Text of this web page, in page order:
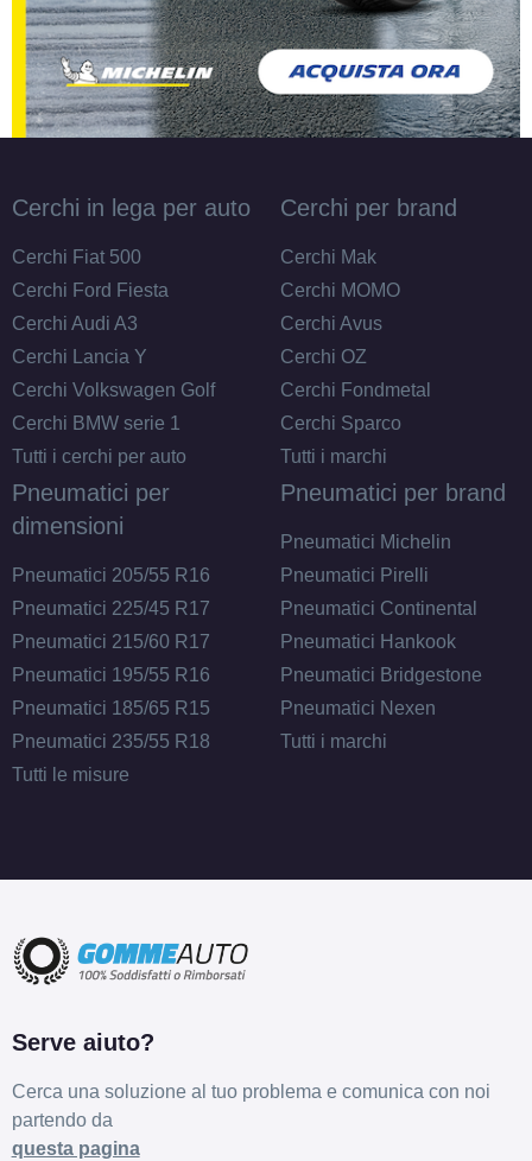
Cerchi in lega per auto
Cerchi Fiat 500
Cerchi Ford Fiesta
Cerchi Audi A3
Cerchi Lancia Y
Cerchi Volkswagen Golf
Cerchi BMW serie 1
Tutti i cerchi per auto
Cerchi per brand
Cerchi Mak
Cerchi MOMO
Cerchi Avus
Cerchi OZ
Cerchi Fondmetal
Cerchi Sparco
Tutti i marchi
Pneumatici per
dimensioni
Pneumatici 205/55 R16
Pneumatici 225/45 R17
Pneumatici 215/60 R17
Pneumatici 195/55 R16
Pneumatici 185/65 R15
Pneumatici 235/55 R18
Tutti le misure
Pneumatici per brand
Pneumatici Michelin
Pneumatici Pirelli
Pneumatici Continental
Pneumatici Hankook
Pneumatici Bridgestone
Pneumatici Nexen
Tutti i marchi
Serve aiuto?
Cerca una soluzione al tuo problema e comunica con noi
partendo da
questa pagina